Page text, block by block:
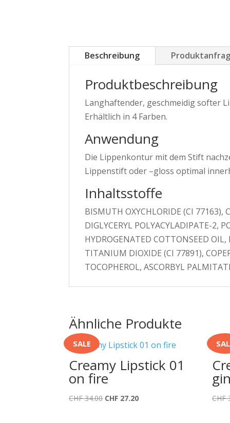
Beschreibung
Produktbeschreibung
Langhaftender, geschmeidig softer
Erhältlich in 4 Farben.
Anwendung
Die Lippenkontur mit dem Stift
Lippenstift oder –gloss optimal
Inhaltsstoffe
BISMUTH OXYCHLORIDE (CI 77163),
DIGLYCERYL POLYACYLADIPATE-2,
HYDROGENATED COTTONSEED OIL,
TITANIUM DIOXIDE (CI 77891),
TOCOPHEROL, ASCORBYL
Ähnliche Produkte
SALE
Creamy Lipstick 01
on fire
CHF34.00 Ursprünglicher
CHF 27.20Aktueller
CHF